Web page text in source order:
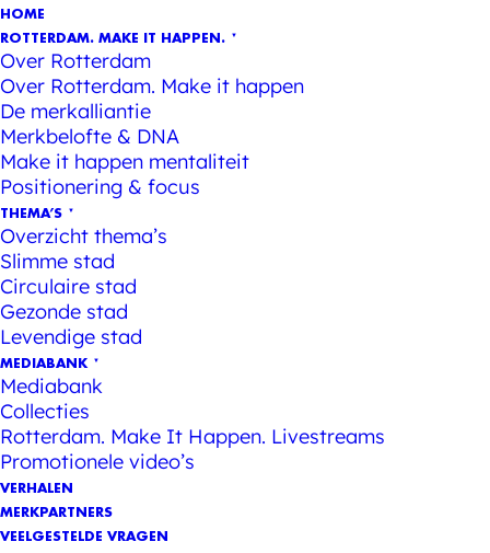
HOME
ROTTERDAM. MAKE IT HAPPEN.
Over Rotterdam
Over Rotterdam. Make it happen
De merkalliantie
Merkbelofte & DNA
Make it happen mentaliteit
Positionering & focus
THEMA’S
Overzicht thema’s
Slimme stad
Circulaire stad
Gezonde stad
Levendige stad
MEDIABANK
Mediabank
Collecties
Rotterdam. Make It Happen. Livestreams
Promotionele video’s
VERHALEN
MERKPARTNERS
VEELGESTELDE VRAGEN